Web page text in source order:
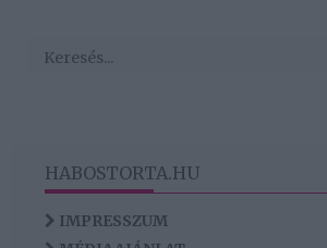
HABOSTORTA.HU
IMPRESSZUM